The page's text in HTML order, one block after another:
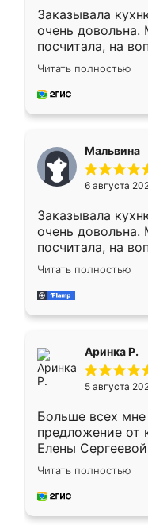
Заказывала
очень
посчитала, на
Замерщик
делу со всей
за день, ребята
Читать полностью
Мальвина
6 августа
Заказывала
очень
посчитала, на
Замерщик
делу со всей
за день, ребята
Читать полностью
Аринка Р.
5 августа
Больше всех
предложение от
Елены
короткие сроки
для замера
предложил по
Читать полностью